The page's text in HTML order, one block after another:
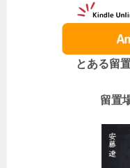
とある留
留置